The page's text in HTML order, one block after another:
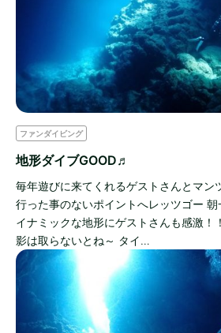
ファンダイビング
地形ダイブGOOD♬
毎年遊びに来てくれるゲストさんとマン
行った事のないポイントへレッツゴー
イナミックな地形にゲストさんも感激！
影は取らないとね～ タイ…